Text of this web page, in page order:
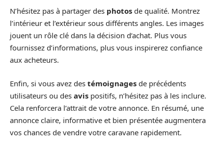
N’hésitez pas à partager des photos de qualité. Montrez
l’intérieur et l’extérieur sous différents angles. Les images
jouent un rôle clé dans la décision d’achat. Plus vous
fournissez d’informations, plus vous inspirerez confiance
aux acheteurs.
Enfin, si vous avez des témoignages de précédents
utilisateurs ou des avis positifs, n’hésitez pas à les inclure.
Cela renforcera l’attrait de votre annonce. En résumé, une
annonce claire, informative et bien présentée augmentera
vos chances de vendre votre caravane rapidement.